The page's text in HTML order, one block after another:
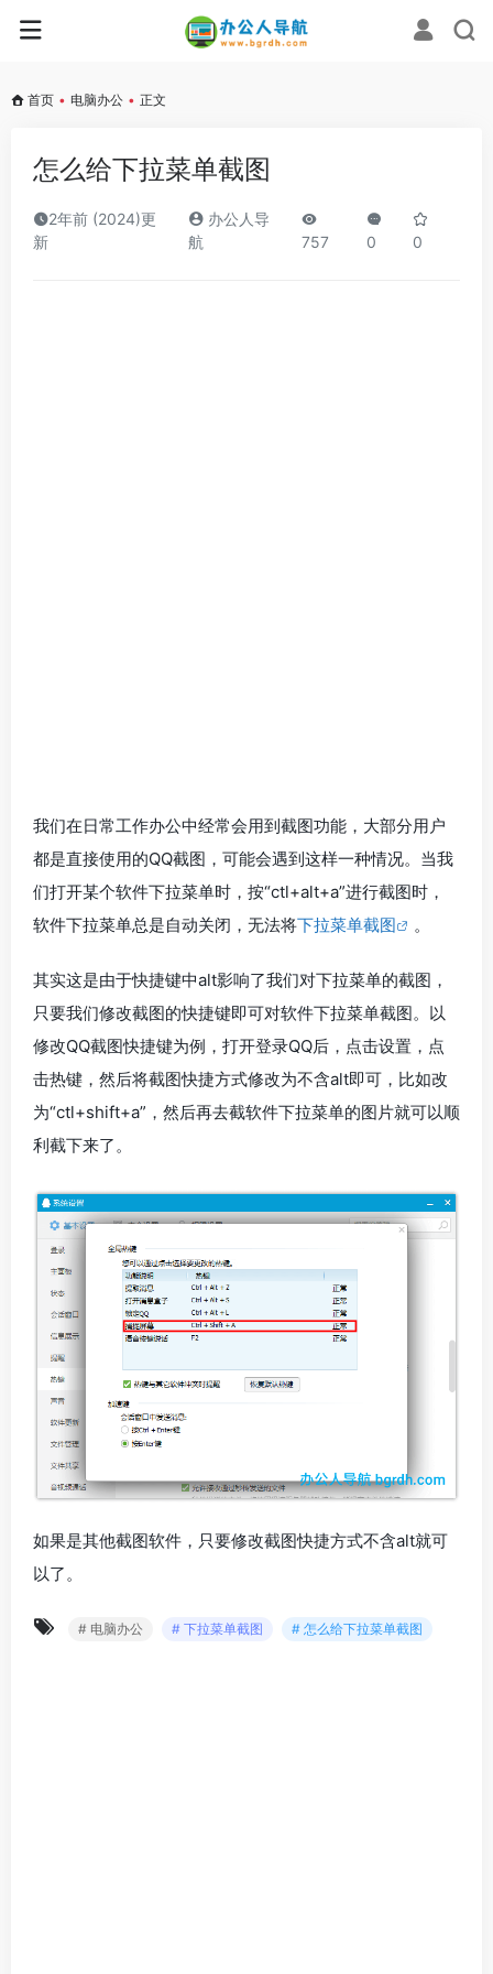
首页 • 电脑办公 • 正文
怎么给下拉菜单截图
2年前 (2024)更
新
办公人导
航
757 0 0
我们在日常工作办公中经常会用到截图功能，大部分用户
都是直接使用的QQ截图，可能会遇到这样一种情况。当我
们打开某个软件下拉菜单时，按“ctl+alt+a”进行截图时，
软件下拉菜单总是自动关闭，无法将下拉菜单截图 。
其实这是由于快捷键中alt影响了我们对下拉菜单的截图，
只要我们修改截图的快捷键即可对软件下拉菜单截图。以
修改QQ截图快捷键为例，打开登录QQ后，点击设置，点
击热键，然后将截图快捷方式修改为不含alt即可，比如改
为“ctl+shift+a”，然后再去截软件下拉菜单的图片就可以顺
利截下来了。
如果是其他截图软件，只要修改截图快捷方式不含alt就可
以了。
# 电脑办公 # 下拉菜单截图 # 怎么给下拉菜单截图